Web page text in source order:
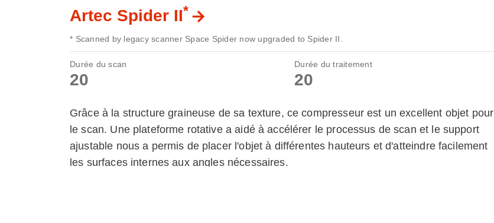
Artec Spider II*
* Scanned by legacy scanner Space Spider now upgraded to Spider II.
Durée du scan
20
Durée du traitement
20
Grâce à la structure graineuse de sa texture, ce compresseur est un excellent objet pour
le scan. Une plateforme rotative a aidé à accélérer le processus de scan et le support
ajustable nous a permis de placer l'objet à différentes hauteurs et d'atteindre facilement
les surfaces internes aux angles nécessaires.